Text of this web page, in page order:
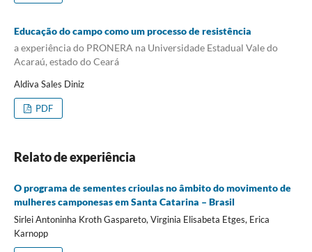
Educação do campo como um processo de resistência
a experiência do PRONERA na Universidade Estadual Vale do
Acaraú, estado do Ceará
Aldiva Sales Diniz
PDF
Relato de experiência
O programa de sementes crioulas no âmbito do movimento de
mulheres camponesas em Santa Catarina – Brasil
Sirlei Antoninha Kroth Gaspareto, Virginia Elisabeta Etges, Erica
Karnopp